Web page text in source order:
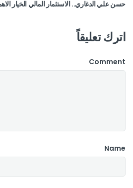
حسن علي الدغاري.. الاستثمار المالي الخيار
اترك تعليقاً
Comment
Name